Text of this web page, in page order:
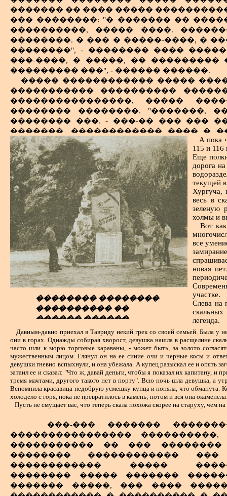
������, ������, ��������� �
����� ���������� � ������
����������� ������� �
"��������" ����� �������
����� - ����������� �� ������
������, ������� ������� ���
��������� (���� ����
�������� �������� ����
����� ��� ������ �� �� �����, �
����� ������������� ��
����� ���� ��������
������ ��� �������� ���
����� ��� ����� ��������
����������� ��������. ��
������ ������� - �������
������ ����! �����������
���������� �����, ������
�������������� ��������);
����.
������, ����� � ������ �����,
����� ����, ����� ���������� ��
�� ������ ����� ��������
��������� - �����������, ���
��������� �������, � ������ -
���������� �� "����� ������",
��������� ����� ���
��������� � ���� ��������.
��������� �� ���������
������� �����,
��������� ��������� ��������,
�� ���� ������, ������ �
��������� ���������
���������� �����, �����
������, ����� ��������,
����������� ����; ����� � ���
������� �� ��������� 20 ��.
�������; ������ � �����
��������� ����� �������, �� ��
����� ���� - � �������
�������� � ����� ����. ����� ��
������) � �� ����� �������
����� � ���� ������
��������������, ��� ������
������ ��������� ����������
������ �� 1200 �, ����� 250-300
�������� ������� �� �����
( 9).
������� �� ���� �����
��� ��������: "� ������� ��
����������, ����� ����.
��������. � ��� � �����-����, �
��������", - �������� ����
���-����, � �����, ��
��������� ���", - ������ ������.
����� ������������ �����
����������� ����������
����������������, �����
�������� ��������. "�������,
�������� ���. - ���-�� ��� ���
�������, ������������ ���� �
������� - ����. ����� �� ������,
������ ����� ����������
�� ���� ������ �����
���� ������ � �������� � 1941-1944
���������� �������������
������������. ���� ������������
������ � �������� �������
��������� � ���������. ������ 1941
�������� ���� ��������� ��
������������� � 1920 ����.
����) ��� �������� �. �. �����.
�� ��������� ���������,
������� ������������ ����� �. �.
�������� ������� ������������
��������, ���������, ��������
����������� �� ����� �
��������� � "�������� ���������",
������������ � ����, � ���
��� ������� �� ���� ������
����������� � ������� ��
�������� ��������� ��
�����, ������ �������� ����
����� �� ������ ������������
������������ ��� ������
�����; �� �������� ��������
����� ��� ���� ����� ��
���������� ����� � ������
������. ����� 10 ����� ���
�������� �� ����� ����� ��
������ ������� �������; ��
������������� ����� �� ������,
� ��� �� ��������� (����� 10). ��
�����, �����, � ������� ��������
�������� ��������
���������� ��
������ ������
�������.
А пока
115 и 116
Еще
дорога
текущей
Хургуча,
весь в
зеленую
холмы и
Вот
все
новая
участке.
Слева на
легенда.
Давным-давно приехал в Тавриду некий грек со своей семьей. Была у
они в горах. Однажды собирая хворост, девушка нашла в расщелине
часто шли к морю торговые караваны, - может быть, за золото
мужественным лицом. Глянул он на ее синие очи и черные косы и
девушки гневно вспыхнули, и она убежала. А купец разыскал ее и опять
затаил ее и сказал: "Что ж, давай деньги, чтобы я показал их капитану,
тремя мачтами, другого такого нет в порту". Всю ночь шла девушка, а
Вспомнила красавица недобрую усмешку купца и поняла, что обманута.
холодело с горя, пока не превратилось в камень; потом и вся она
Пусть не смущает вас, что теперь скала похожа скорее на старуху, чем
���-��� �������
���������������� ����������,
����������� �� ���
�������� ������������ ���
������������ �����
�������� ����� �������
������� �����, ��� ����